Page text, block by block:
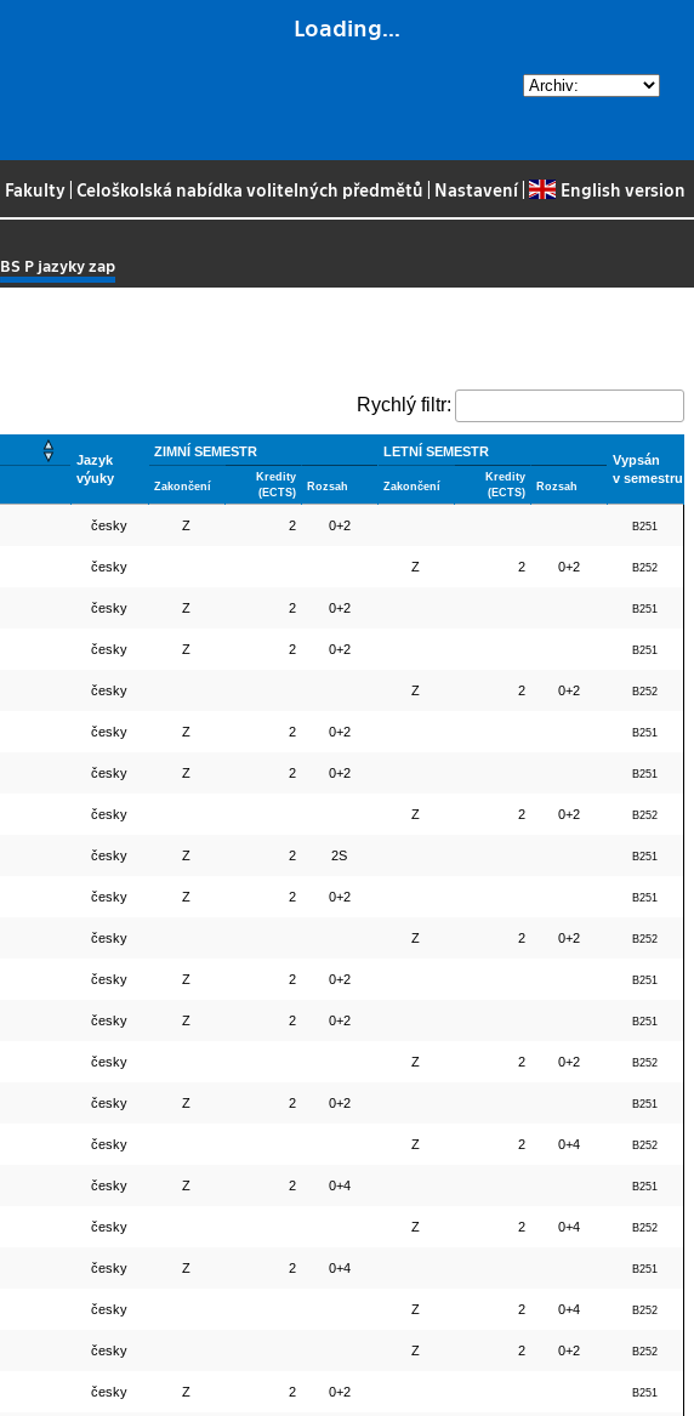
Loading...
Fakulty |Celoškolská nabídka volitelných předmětů Nastavení| English version
BS P jazyky zap
Rychlý filtr:
Jazyk
výuky
ZIMNÍ SEMESTR LETNÍ SEMESTR
Vypsán
v semestru
Zakončení
Kredity
(ECTS)
Rozsah Zakončení
Kredity
(ECTS)
Rozsah
česky Z 2 0+2 B251
česky Z 2 0+2 B252
česky Z 2 0+2 B251
česky Z 2 0+2 B251
česky Z 2 0+2 B252
česky Z 2 0+2 B251
česky Z 2 0+2 B251
česky Z 2 0+2 B252
česky Z 2 2S B251
česky Z 2 0+2 B251
česky Z 2 0+2 B252
česky Z 2 0+2 B251
česky Z 2 0+2 B251
česky Z 2 0+2 B252
česky Z 2 0+2 B251
česky Z 2 0+4 B252
česky Z 2 0+4 B251
česky Z 2 0+4 B252
česky Z 2 0+4 B251
česky Z 2 0+4 B252
česky Z 2 0+2 B252
česky Z 2 0+2 B251